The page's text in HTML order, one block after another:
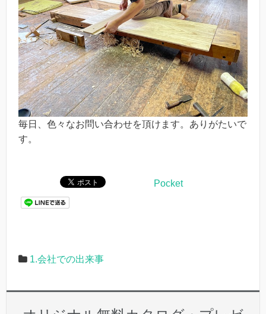
毎日、色々なお問い合わせを頂けます。ありがたいで
す。
Pocket
1.会社での出来事